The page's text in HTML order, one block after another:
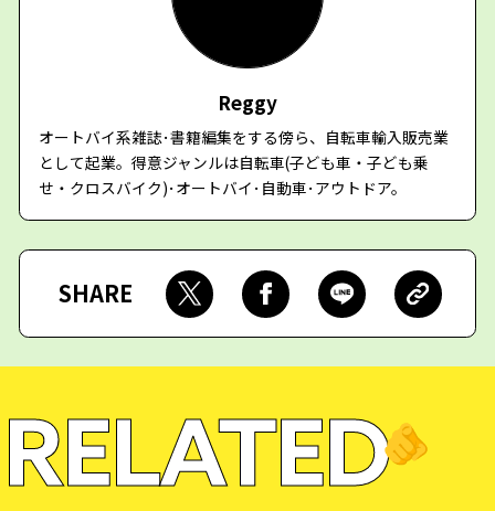
Reggy
オートバイ系雑誌･書籍編集をする傍ら、自転車輸入販売業
として起業。得意ジャンルは自転車(子ども車・子ども乗
せ・クロスバイク)･オートバイ･自動車･アウトドア。
SHARE
RELATED🫵